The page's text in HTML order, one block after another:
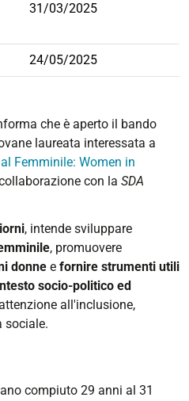
31/03/2025
24/05/2025
che è aperto il bando
laureata interessata a
Femminile: Women in
con la SDA
, intende sviluppare
, promuovere
donne e fornire strumenti utili
socio-politico ed
all'inclusione,
sociale.
compiuto 29 anni al 31